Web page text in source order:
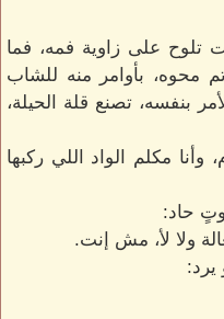
تلوح على زاوية فمه، فما
محوه، بأوامر منه للشاب
بنفسه، تصنع قلة الحيلة،
مكلم الواد اللي ركبها
حاد:
ولا لأ، مش إنت.
يرد: